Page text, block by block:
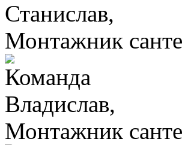
Станислав,
Монтажник
Владислав,
Монтажник